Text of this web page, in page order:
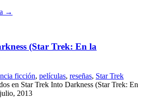
→
(Star Trek: En la
ficción, películas, reseñas, Star Trek
en Star Trek Into Darkness (Star Trek: En
2013